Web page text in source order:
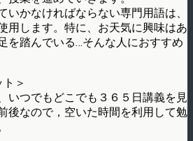
いかなければならない専門用語は、
用します。特に、お天気に興味はあ
を踏んでいる…そんな人におすすめ
＞
いつでもどこでも３６５日講義を見
後なので，空いた時間を利用して勉